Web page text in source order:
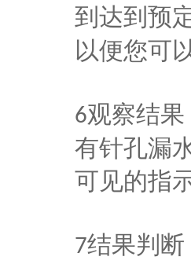
到达到预
以便您可
6观察结
有针孔漏
可见的指
7结果判